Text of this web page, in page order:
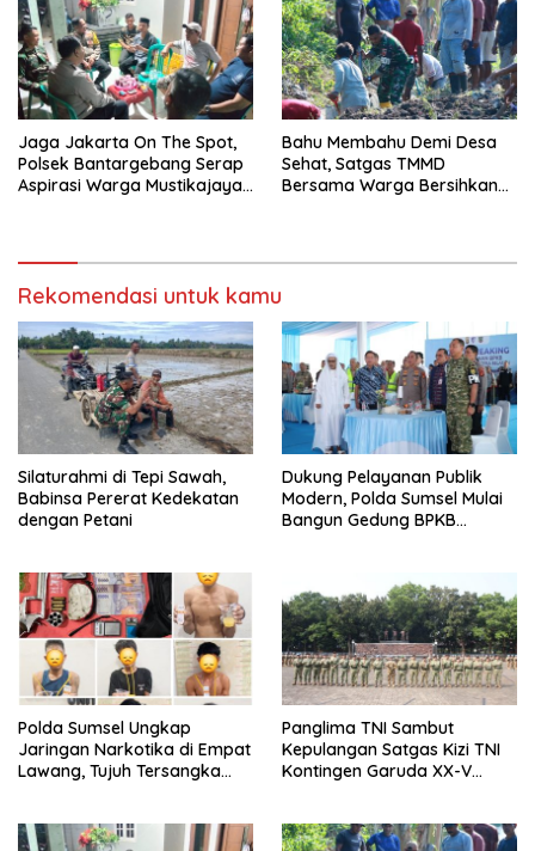
Jaga Jakarta On The Spot,
Polsek Bantargebang Serap
Aspirasi Warga Mustikajaya
Bahu Membahu Demi Desa
Sehat, Satgas TMMD
Bersama Warga Bersihkan
Rekomendasi untuk kamu
Silaturahmi di Tepi Sawah,
Babinsa Pererat Kedekatan
dengan Petani
Dukung Pelayanan Publik
Modern, Polda Sumsel Mulai
Bangun Gedung BPKB
Polda Sumsel Ungkap
Jaringan Narkotika di Empat
Lawang, Tujuh Tersangka
Panglima TNI Sambut
Kepulangan Satgas Kizi TNI
Kontingen Garuda XX-V